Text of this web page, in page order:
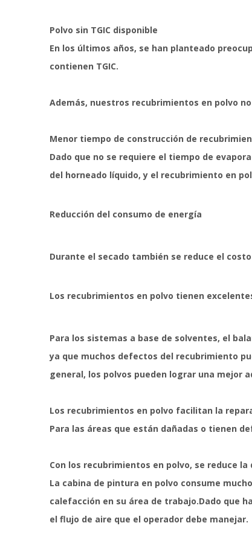
Polvo sin TGIC disponible
En los últimos años, se han planteado
contienen TGIC.
Además, nuestros recubrimientos en polvo
Menor tiempo de construcción de
Dado que no se requiere el tiempo de
del horneado líquido, y el recubrimiento en
Reducción del consumo de energía
Durante el secado también se reduce el
Los recubrimientos en polvo tienen
Para los sistemas a base de solventes, el
ya que muchos defectos del recubrimiento
general, los polvos pueden lograr una mejor
Los recubrimientos en polvo facilitan la
Para las áreas que están dañadas o tienen
Con los recubrimientos en polvo, se reduce
La cabina de pintura en polvo consume
calefacción en su área de trabajo.Dado que
el flujo de aire que el operador debe manejar.